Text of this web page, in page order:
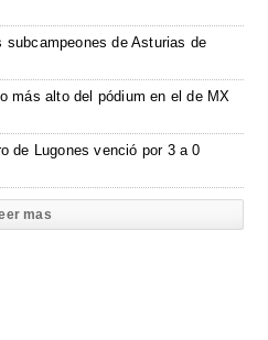
de Asturias de
más alto del pódium en el de MX
de Lugones venció por 3 a 0
mas